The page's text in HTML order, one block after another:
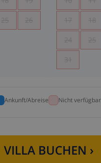
25 26 17 18
24 25
31
Ankunft/Abreise Nicht verfügbar
VILLA BUCHEN ›